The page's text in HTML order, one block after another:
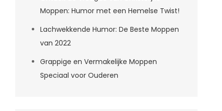
Moppen: Humor met een Hemelse Twist!
Lachwekkende Humor: De Beste Moppen
van 2022
Grappige en Vermakelijke Moppen
Speciaal voor Ouderen